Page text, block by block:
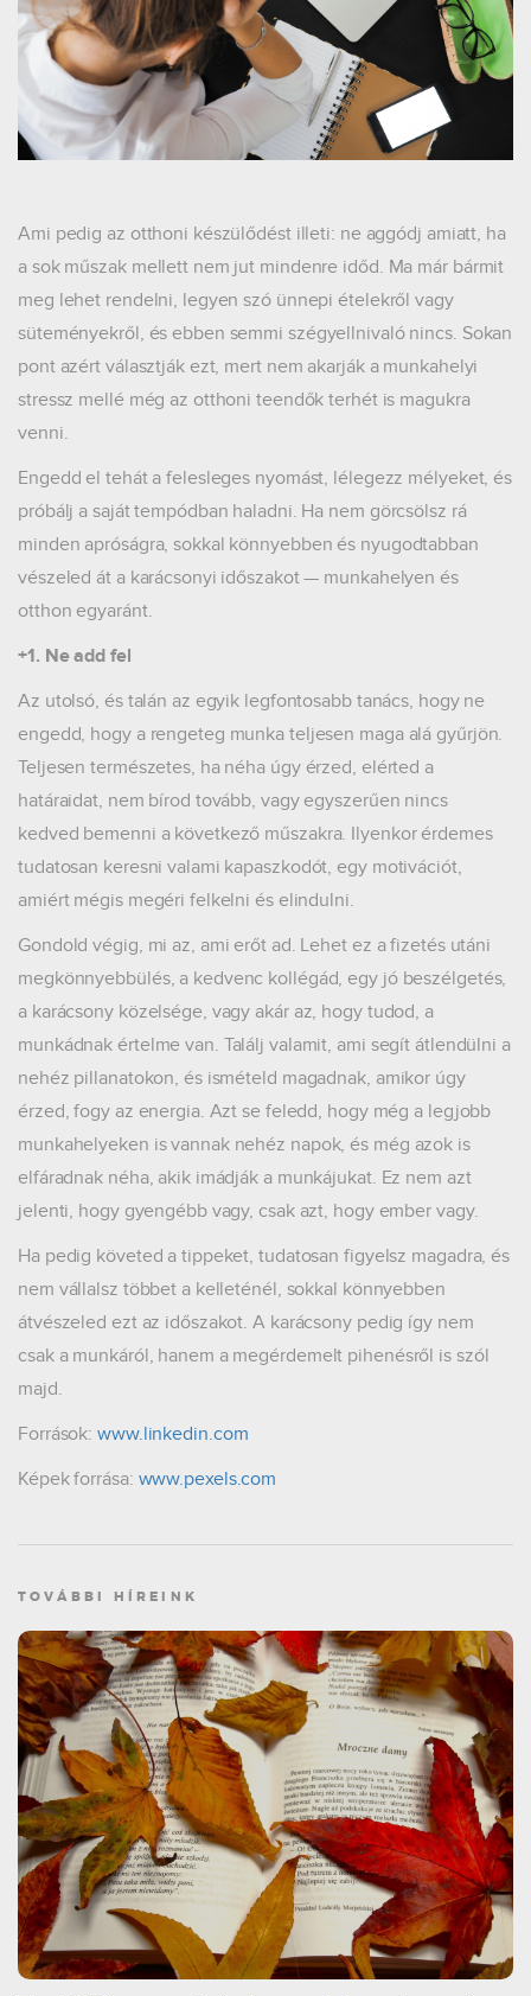
Ami pedig az otthoni készülődést illeti: ne aggódj amiatt, ha
a sok műszak mellett nem jut mindenre időd. Ma már bármit
meg lehet rendelni, legyen szó ünnepi ételekről vagy
süteményekről, és ebben semmi szégyellnivaló nincs. Sokan
pont azért választják ezt, mert nem akarják a munkahelyi
stressz mellé még az otthoni teendők terhét is magukra
venni.
Engedd el tehát a felesleges nyomást, lélegezz mélyeket, és
próbálj a saját tempódban haladni. Ha nem görcsölsz rá
minden apróságra, sokkal könnyebben és nyugodtabban
vészeled át a karácsonyi időszakot — munkahelyen és
otthon egyaránt.
+1. Ne add fel
Az utolsó, és talán az egyik legfontosabb tanács, hogy ne
engedd, hogy a rengeteg munka teljesen maga alá gyűrjön.
Teljesen természetes, ha néha úgy érzed, elérted a
határaidat, nem bírod tovább, vagy egyszerűen nincs
kedved bemenni a következő műszakra. Ilyenkor érdemes
tudatosan keresni valami kapaszkodót, egy motivációt,
amiért mégis megéri felkelni és elindulni.
Gondold végig, mi az, ami erőt ad. Lehet ez a fizetés utáni
megkönnyebbülés, a kedvenc kollégád, egy jó beszélgetés,
a karácsony közelsége, vagy akár az, hogy tudod, a
munkádnak értelme van. Találj valamit, ami segít átlendülni a
nehéz pillanatokon, és ismételd magadnak, amikor úgy
érzed, fogy az energia. Azt se feledd, hogy még a legjobb
munkahelyeken is vannak nehéz napok, és még azok is
elfáradnak néha, akik imádják a munkájukat. Ez nem azt
jelenti, hogy gyengébb vagy, csak azt, hogy ember vagy.
Ha pedig követed a tippeket, tudatosan figyelsz magadra, és
nem vállalsz többet a kelleténél, sokkal könnyebben
átvészeled ezt az időszakot. A karácsony pedig így nem
csak a munkáról, hanem a megérdemelt pihenésről is szól
majd.
Források:www.linkedin.com
Képek forrása: www.pexels.com
TOVÁBBI HÍREINK